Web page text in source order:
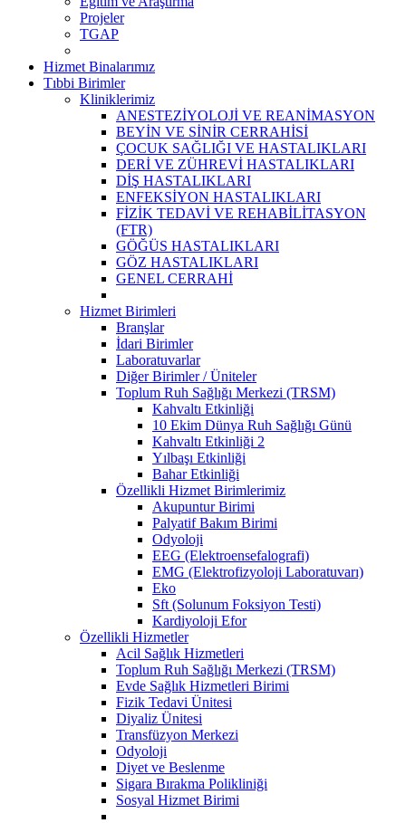
Projeler
TGAP
Hizmet Binalarımız
Tıbbi Birimler
Kliniklerimiz
ANESTEZİYOLOJİ VE REANİMASYON
BEYİN VE SİNİR CERRAHİSİ
ÇOCUK SAĞLIĞI VE HASTALIKLARI
DERİ VE ZÜHREVİ HASTALIKLARI
DİŞ HASTALIKLARI
ENFEKSİYON HASTALIKLARI
FİZİK TEDAVİ VE REHABİLİTASYON
(FTR)
GÖĞÜS HASTALIKLARI
GÖZ HASTALIKLARI
GENEL CERRAHİ
Hizmet Birimleri
Branşlar
İdari Birimler
Laboratuvarlar
Diğer Birimler / Üniteler
Toplum Ruh Sağlığı Merkezi (TRSM)
Kahvaltı Etkinliği
10 Ekim Dünya Ruh Sağlığı Günü
Kahvaltı Etkinliği 2
Yılbaşı Etkinliği
Bahar Etkinliği
Özellikli Hizmet Birimlerimiz
Akupuntur Birimi
Palyatif Bakım Birimi
Odyoloji
EEG (Elektroensefalografi)
EMG (Elektrofizyoloji Laboratuvarı)
Eko
Sft (Solunum Foksiyon Testi)
Kardiyoloji Efor
Özellikli Hizmetler
Acil Sağlık Hizmetleri
Toplum Ruh Sağlığı Merkezi (TRSM)
Evde Sağlık Hizmetleri Birimi
Fizik Tedavi Ünitesi
Diyaliz Ünitesi
Transfüzyon Merkezi
Odyoloji
Diyet ve Beslenme
Sigara Bırakma Polikliniği
Sosyal Hizmet Birimi